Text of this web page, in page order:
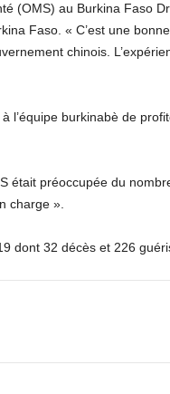
(OMS) au Burkina Faso
Faso. « C’est une
chinois.
l’équipe burkinabè de
était préoccupée du
charge ».
dont 32 décès et 226